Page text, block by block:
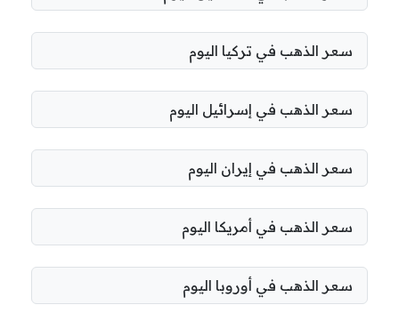
سعر الذهب في تركيا اليوم
سعر الذهب في إسرائيل اليوم
سعر الذهب في إيران اليوم
سعر الذهب في أمريكا اليوم
سعر الذهب في أوروبا اليوم